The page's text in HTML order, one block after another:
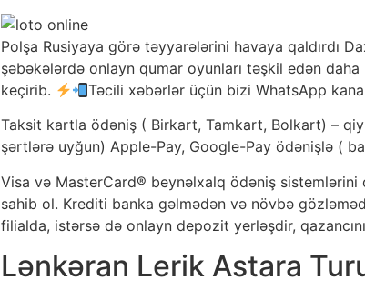
Polşa Rusiyaya görə təyyarələrini havaya qaldırdı
şəbəkələrdə onlayn qumar oyunları təşkil edən
keçirib.
Təcili xəbərlər üçün bizi WhatsApp
Taksit kartla ödəniş ( Birkart, Tamkart, Bolkart) –
şərtlərə uyğun) Apple-Pay, Google-Pay ödənişlə (
Visa və MasterCard® beynəlxalq ödəniş sistemlərini
sahib ol. Krediti banka gəlmədən və növbə
filialda, istərsə də onlayn depozit yerləşdir,
Lənkəran Lerik Astara